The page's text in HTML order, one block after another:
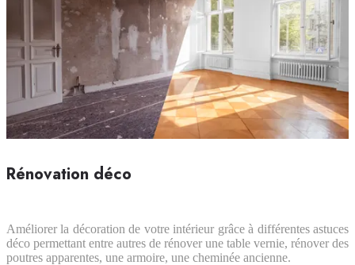
Rénovation déco
Améliorer la décoration de votre intérieur grâce à différentes astuces
déco permettant entre autres de rénover une table vernie, rénover des
poutres apparentes, une armoire, une cheminée ancienne.